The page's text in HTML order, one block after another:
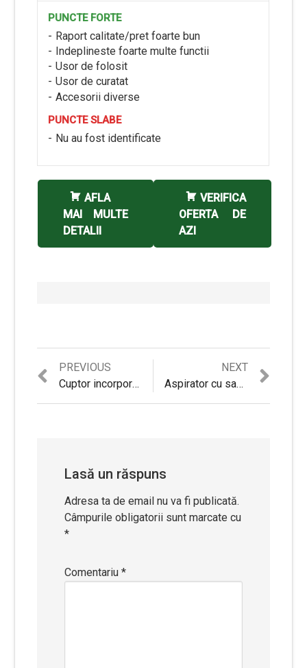
PUNCTE FORTE
Raport calitate/pret foarte bun
Indeplineste foarte multe functii
Usor de folosit
Usor de curatat
Accesorii diverse
PUNCTE SLABE
Nu au fost identificate
AFLA
MAI MULTE
DETALII
VERIFICA
OFERTA DE
AZI
Navigare
PREVIOUS
Previous
post:
Cuptor incorporabil Star-Light BOS-603TSS – Review si Recomandari
NEXT
post:
Aspirator cu sac Star-Light ASVS-730R – Review si Sfaturi utile
Lasă un răspuns
Adresa ta de email nu va fi publicată.
Câmpurile obligatorii sunt marcate cu
*
Comentariu*